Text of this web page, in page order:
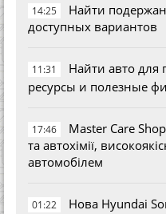
14:25
Найти
доступных вариантов
11:31
Найти авто для
ресурсы и полезные
17:46
Master Care
та автохімії,
автомобілем
01:22
Нова Hyundai